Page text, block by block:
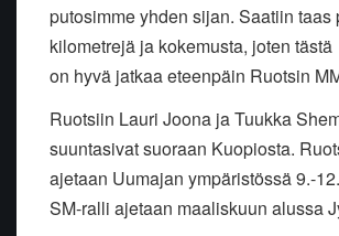
putosimme yhden sijan. Saatiin taas
kilometrejä ja kokemusta, joten tästä
on hyvä jatkaa eteenpäin Ruotsin
Ruotsiin Lauri Joona ja Tuukka
suuntasivat suoraan Kuopiosta.
ajetaan Uumajan ympäristössä 9.-
SM-ralli ajetaan maaliskuun alussa